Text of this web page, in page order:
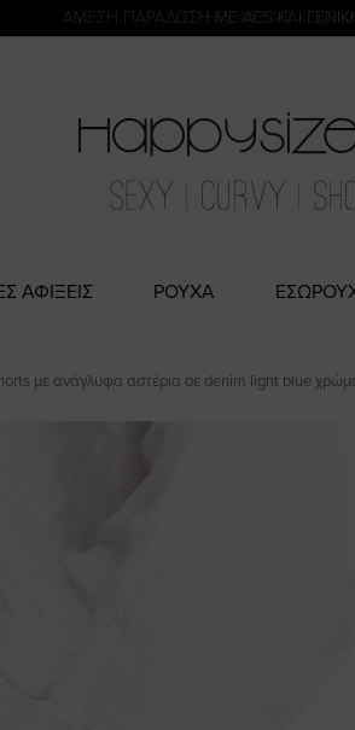
ΑΜΕΣΗ ΠΑΡΑΔΟΣΗ ΜΕ ACS ΚΑΙ
ΑΦΙΞΕΙΣ ΡΟΥΧΑ
με ανάγλυφα αστέρια σε denim light blue